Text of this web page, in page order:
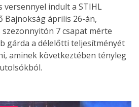
indult a STIHL
Bajnokság április 26-án,
szezonnyitón 7 csapat mérte
gárda a délelőtti teljesítményét
aminek következtében tényleg